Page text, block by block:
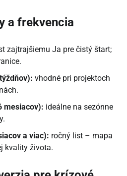
a frekvencia
zajtrajšiemu Ja pre čistý štart;
vhodné pri projektoch
mesiacov): ideálne na sezónne
a viac): ročný list – mapa
kvality života.